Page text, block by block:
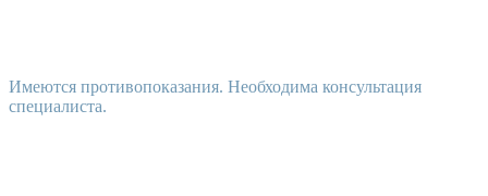
Имеются противопоказания. Необходима консультация
специалиста.